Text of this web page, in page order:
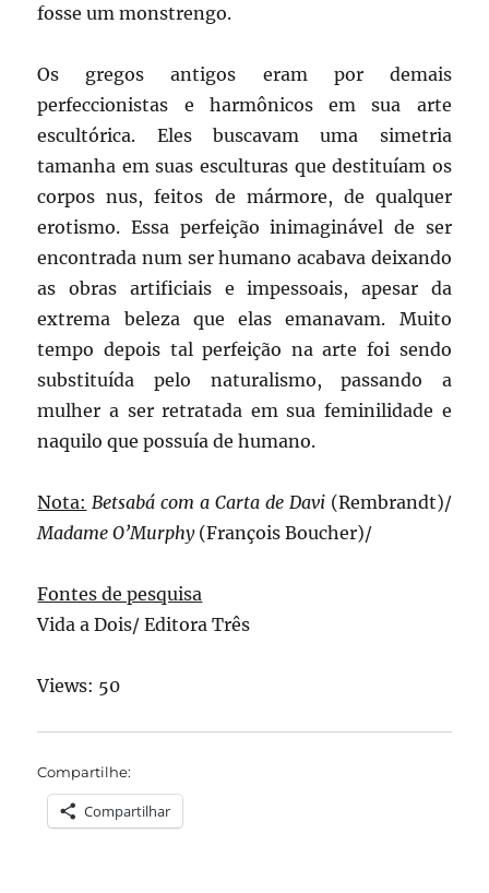
fosse um monstrengo.
Os gregos antigos eram por demais
perfeccionistas e harmônicos em sua arte
escultórica. Eles buscavam uma simetria
tamanha em suas esculturas que destituíam os
corpos nus, feitos de mármore, de qualquer
erotismo. Essa perfeição inimaginável de ser
encontrada num ser humano acabava deixando
as obras artificiais e impessoais, apesar da
extrema beleza que elas emanavam. Muito
tempo depois tal perfeição na arte foi sendo
substituída pelo naturalismo, passando a
mulher a ser retratada em sua feminilidade e
naquilo que possuía de humano.
Nota: Betsabá com a Carta de Davi(Rembrandt)/
Madame O’Murphy(François Boucher)/
Fontes de pesquisa
Vida a Dois/ Editora Três
Views: 50
Compartilhe:
Compartilhar